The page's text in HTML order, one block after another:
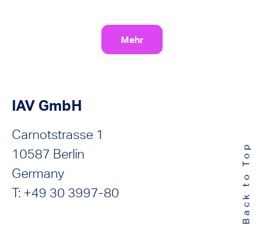
Mehr
IAV GmbH
Carnotstrasse 1
10587 Berlin
Germany
T: +49 30 3997-80
Back to Top